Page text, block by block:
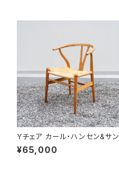
Yチェア カール・ハンセン&サン
¥65,000